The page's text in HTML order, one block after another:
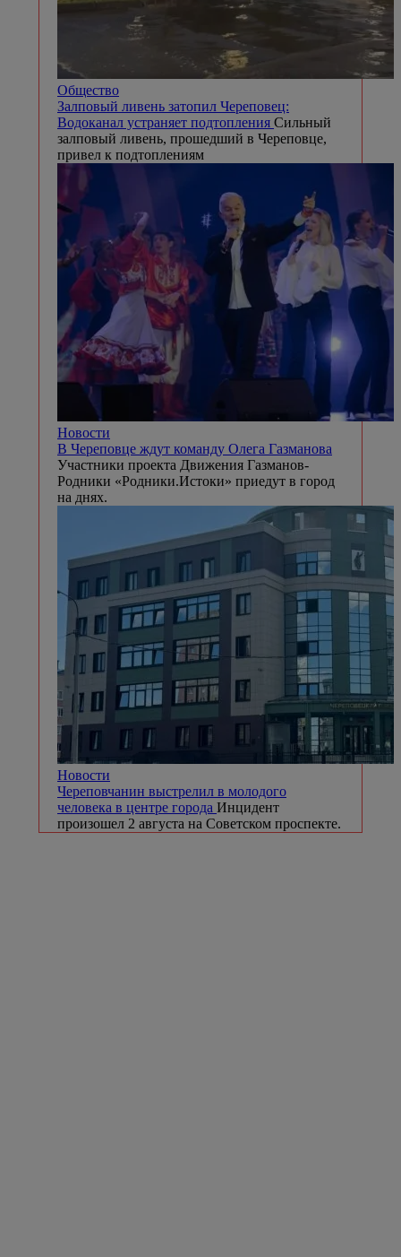
Общество
Залповый ливень затопил Череповец:
Водоканал устраняет подтопления Сильный
залповый ливень, прошедший в Череповце,
привел к подтоплениям
Новости
В Череповце ждут команду Олега Газманова
Участники проекта Движения Газманов-
Родники «Родники.Истоки» приедут в город
на днях.
Новости
Череповчанин выстрелил в молодого
человека в центре города Инцидент
произошел 2 августа на Советском проспекте.